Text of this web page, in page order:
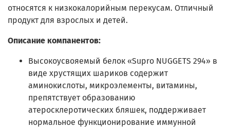
относятся к низкокалорийным перекусам. Отличный
продукт для взрослых и детей.
Описание компанентов:
Высокоусвояемый белок «Supro NUGGETS 294» в
виде хрустящих шариков содержит
аминокислоты, микроэлементы, витамины,
препятствует образованию
атеросклеротических бляшек, поддерживает
нормальное функционирование иммунной